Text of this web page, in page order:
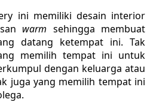
ini memiliki desain interior
warm sehingga membuat
datang ketempat ini. Tak
memilih tempat ini untuk
dengan keluarga atau
juga yang memilih tempat ini